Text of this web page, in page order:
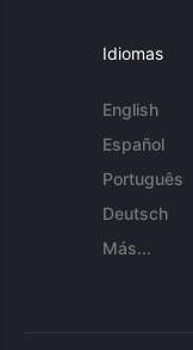
Idiomas
English
Español
Português
Deutsch
Más...